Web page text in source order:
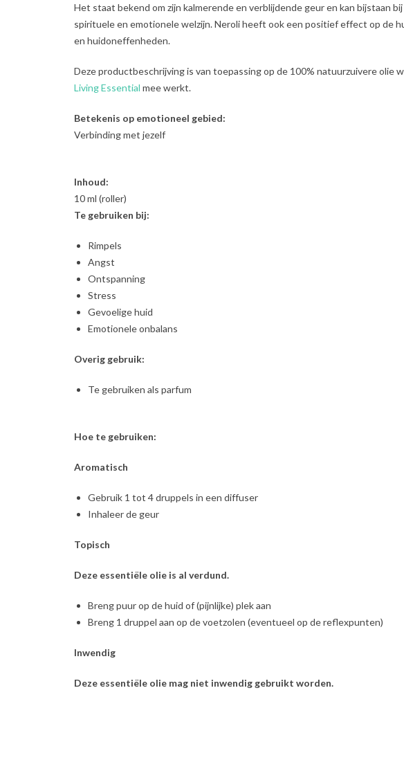
Het staat bekend om zijn kalmerende en verblijdende geur en kan bijstaan
spirituele en emotionele welzijn. Neroli heeft ook een positief effect op de
en huidoneffenheden.
Deze productbeschrijving is van toepassing op de 100% natuurzuivere olie
Living Essential mee werkt.
Betekenis op emotioneel gebied:
Verbinding met jezelf
Inhoud:
10 ml (roller)
Te gebruiken bij:
Rimpels
Angst
Ontspanning
Stress
Gevoelige huid
Emotionele onbalans
Overig gebruik:
Te gebruiken als parfum
Hoe te gebruiken:
Aromatisch
Gebruik 1 tot 4 druppels in een diffuser
Inhaleer de geur
Topisch
Deze essentiële olie is al verdund.
Breng puur op de huid of (pijnlijke) plek aan
Breng 1 druppel aan op de voetzolen (eventueel op de reflexpunten)
Inwendig
Deze essentiële olie mag niet inwendig gebruikt worden.